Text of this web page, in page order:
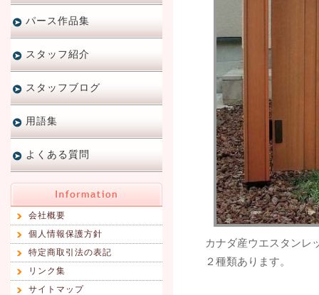
カナダ産ウエスタンレ
２種類あります。
パース作品集
スタッフ紹介
スタッフブログ
用語集
よくある質問
会社概要
個人情報保護方針
特定商取引法の表記
リンク集
サイトマップ